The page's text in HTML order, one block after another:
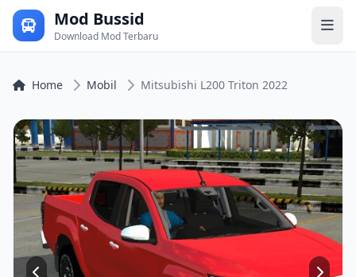
Mod Bussid
Download Mod Terbaru
Home Mobil Mitsubishi L200 Triton 2022